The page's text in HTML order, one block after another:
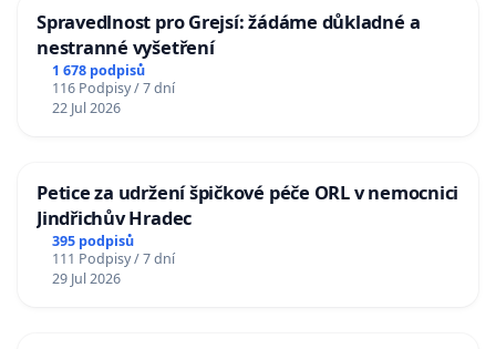
Spravedlnost pro Grejsí: žádáme důkladné a
nestranné vyšetření
1 678 podpisů
116 Podpisy / 7 dní
22 Jul 2026
Petice za udržení špičkové péče ORL v nemocnici
Jindřichův Hradec
395 podpisů
111 Podpisy / 7 dní
29 Jul 2026